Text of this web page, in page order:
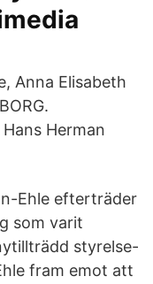
Anna Elisabeth
Herman
Ehle efterträder
som varit
styrelse-
fram emot att